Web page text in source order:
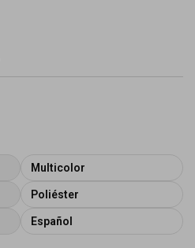
Multicolor
Poliéster
Español